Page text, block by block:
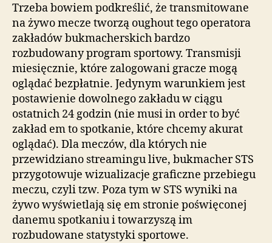
Trzeba bowiem podkreślić, że transmitowane
na żywo mecze tworzą oughout tego operatora
zakładów bukmacherskich bardzo
rozbudowany program sportowy. Transmisji
miesięcznie, które zalogowani gracze mogą
oglądać bezpłatnie. Jedynym warunkiem jest
postawienie dowolnego zakładu w ciągu
ostatnich 24 godzin (nie musi in order to być
zakład em to spotkanie, które chcemy akurat
oglądać). Dla meczów, dla których nie
przewidziano streamingu live, bukmacher STS
przygotowuje wizualizacje graficzne przebiegu
meczu, czyli tzw. Poza tym w STS wyniki na
żywo wyświetlają się em stronie poświęconej
danemu spotkaniu i towarzyszą im
rozbudowane statystyki sportowe.